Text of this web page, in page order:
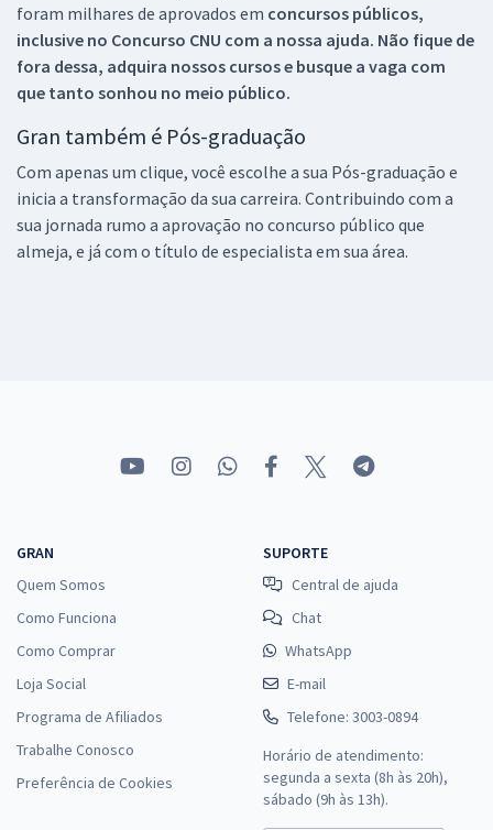
foram milhares de aprovados em concursos públicos,
inclusive no Concurso CNU com a nossa ajuda. Não fique de
fora dessa, adquira nossos cursos e busque a vaga com
que tanto sonhou no meio público.
Gran também é Pós-graduação
Com apenas um clique, você escolhe a sua Pós-graduação e
inicia a transformação da sua carreira. Contribuindo com a
sua jornada rumo a aprovação no concurso público que
almeja, e já com o título de especialista em sua área.
GRAN
Quem Somos
Como Funciona
Como Comprar
Loja Social
Programa de Afiliados
Trabalhe Conosco
Preferência de Cookies
SUPORTE
Central de ajuda
Chat
WhatsApp
E-mail
Telefone: 3003-0894
Horário de atendimento:
segunda a sexta (8h às 20h),
sábado (9h às 13h).